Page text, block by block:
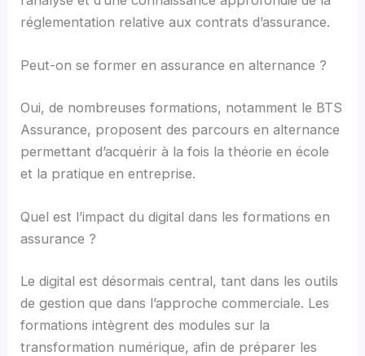
réglementation relative aux contrats d’assurance.
Peut-on se former en assurance en alternance ?
Oui, de nombreuses formations, notamment le BTS
Assurance, proposent des parcours en alternance
permettant d’acquérir à la fois la théorie en école
et la pratique en entreprise.
Quel est l’impact du digital dans les formations en
assurance ?
Le digital est désormais central, tant dans les outils
de gestion que dans l’approche commerciale. Les
formations intègrent des modules sur la
transformation numérique, afin de préparer les